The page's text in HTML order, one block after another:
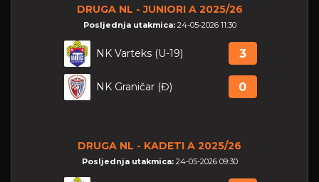
DRUGA NL - JUNIORI A 2025/26
Posljednja utakmica: 24-05-2026 11:30
NK Varteks (U-19) 3
NK Graničar (Đ) 0
DRUGA NL - KADETI A 2025/26
Posljednja utakmica: 24-05-2026 09:30